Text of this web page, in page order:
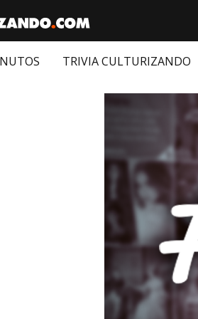
TRIVIA CULTURIZANDO